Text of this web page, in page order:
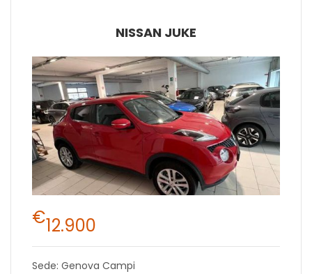
NISSAN JUKE
€12.900
Sede: Genova Campi